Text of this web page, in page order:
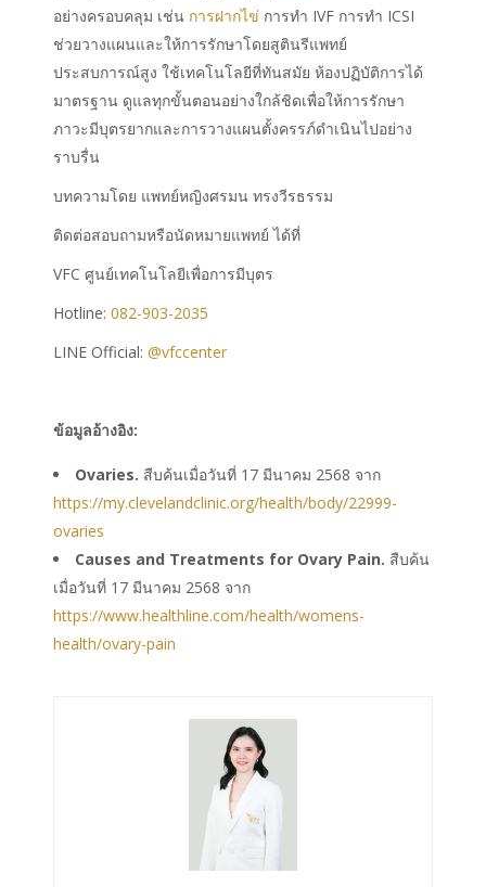
อย่างครอบคลุม เช่น การฝากไข่ การทำ IVF การทำ ICSI
ช่วยวางแผนและให้การรักษาโดยสูตินรีแพทย์
ประสบการณ์สูง ใช้เทคโนโลยีที่ทันสมัย ห้องปฏิบัติการได้
มาตรฐาน ดูแลทุกขั้นตอนอย่างใกล้ชิดเพื่อให้การรักษา
ภาวะมีบุตรยากและการวางแผนตั้งครรภ์ดำเนินไปอย่าง
ราบรื่น
บทความโดย แพทย์หญิงศรมน ทรงวีรธรรม
ติดต่อสอบถามหรือนัดหมายแพทย์ ได้ที่
VFC ศูนย์เทคโนโลยีเพื่อการมีบุตร
Hotline: 082-903-2035
LINE Official: @vfccenter
ข้อมูลอ้างอิง:
Ovaries. สืบค้นเมื่อวันที่ 17 มีนาคม 2568 จาก
https://my.clevelandclinic.org/health/body/22999-
ovaries
Causes and Treatments for Ovary Pain. สืบค้น
เมื่อวันที่ 17 มีนาคม 2568 จาก
https://www.healthline.com/health/womens-
health/ovary-pain